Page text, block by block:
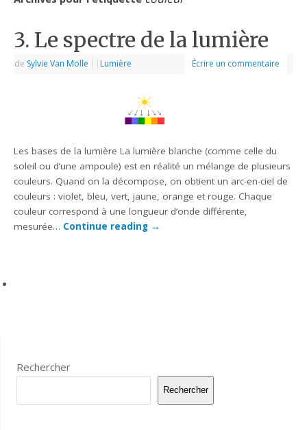
3. Le spectre de la lumière
de Sylvie Van Molle | | Lumière Écrire un commentaire
Les bases de la lumière La lumière blanche (comme celle du
soleil ou d’une ampoule) est en réalité un mélange de plusieurs
couleurs. Quand on la décompose, on obtient un arc-en-ciel de
couleurs : violet, bleu, vert, jaune, orange et rouge. Chaque
couleur correspond à une longueur d’onde différente,
mesurée… Continue reading →
Rechercher
Rechercher